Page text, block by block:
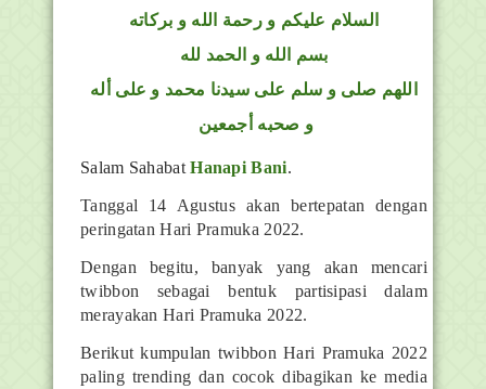
السلام عليكم و رحمة الله و بركاته
بسم الله و الحمد لله
اللهم صلى و سلم على سيدنا محمد و على أله
و صحبه أجمعين
Salam SahabatHanapi Bani.
Tanggal 14 Agustus akan bertepatan dengan
peringatan Hari Pramuka 2022.
Dengan begitu, banyak yang akan mencari
twibbon sebagai bentuk partisipasi dalam
merayakan Hari Pramuka 2022.
Berikut kumpulan twibbon Hari Pramuka 2022
paling trending dan cocok dibagikan ke media